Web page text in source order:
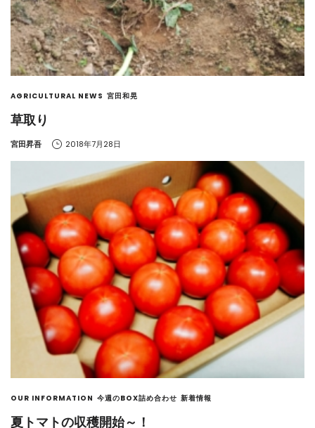
AGRICULTURAL NEWS 宮田和晃
草取り
by
宮田昇吾 2018年7月28日
OUR INFORMATION 今週のBOX詰め合わせ 新着情報
夏トマトの収穫開始～！